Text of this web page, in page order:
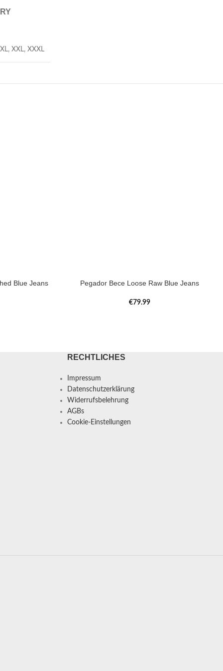
XL, XXL, XXXL
Blue Jeans Pegador Bece Loose Raw Blue Jeans
€79.99
RECHTLICHES
Impressum
Datenschutzerklärung
Widerrufsbelehrung
AGBs
Cookie-Einstellungen